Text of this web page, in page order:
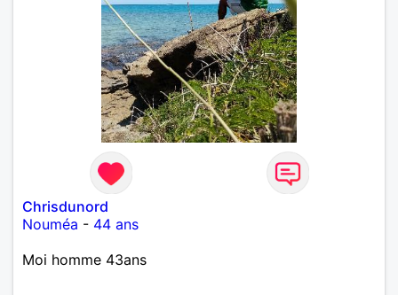
Chrisdunord
Nouméa - 44 ans
Moi homme 43ans